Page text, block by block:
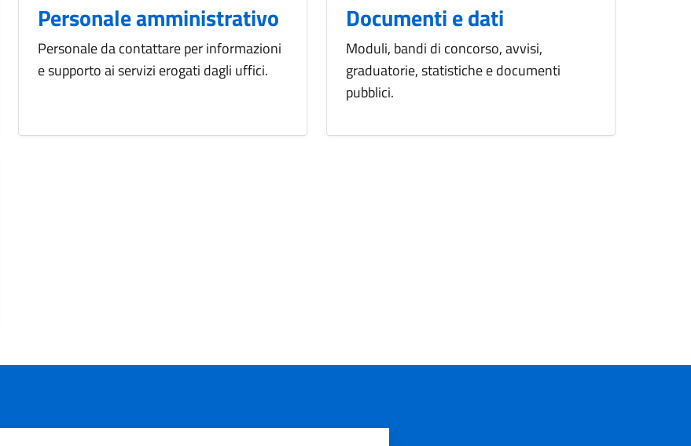
Personale amministrativo
Personale da contattare per informazioni
e supporto ai servizi erogati dagli uffici.
Documenti e dati
Moduli, bandi di concorso, avvisi,
graduatorie, statistiche e documenti
pubblici.